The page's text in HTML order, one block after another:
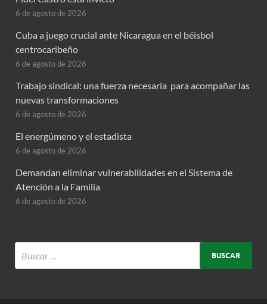
6 de agosto de 2026
Cuba a juego crucial ante Nicaragua en el béisbol
centrocaribeño
6 de agosto de 2026
Trabajo sindical: una fuerza necesaria para acompañar las
nuevas transformaciones
6 de agosto de 2026
El energúmeno y el estadista
6 de agosto de 2026
Demandan eliminar vulnerabilidades en el Sistema de
Atención a la Familia
6 de agosto de 2026